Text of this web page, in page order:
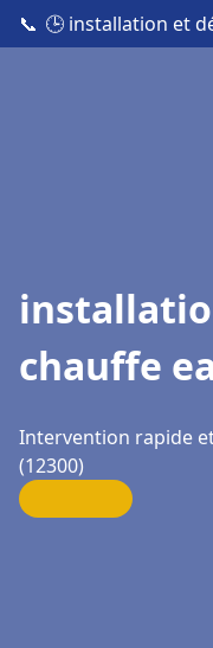
📞 🕒 installation et
chauffe
Intervention rapide
(12300)